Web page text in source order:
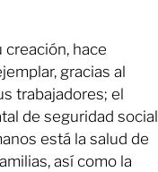
creación, hace
gracias al
trabajadores; el
de seguridad social
está la salud de
así como la